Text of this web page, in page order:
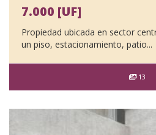
7.000 [UF]
Propiedad ubicada en sector
un piso, estacionamiento, patio...
13